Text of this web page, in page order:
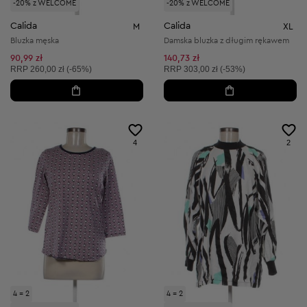
-20% z WELCOME
Calida M
Bluzka męska
90,99 zł
Cena sugerowana:
RRP 260,00 zł (-65%)
-20% z WELCOME
Calida XL
Damska bluzka z długim rękawem
140,73 zł
Cena sugerowana:
RRP 303,00 zł (-53%)
4 = 2
4
4 = 2
2